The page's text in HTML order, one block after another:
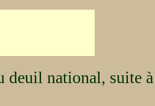
deuil national, suite